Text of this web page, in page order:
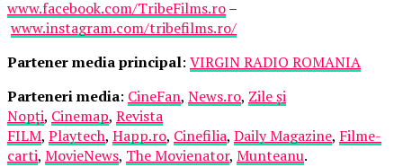
www.facebook.com/TribeFilms.ro–
www.instagram.com/tribefilms.ro/
Partener media principal: VIRGIN RADIO ROMANIA
Parteneri media: CineFan, News.ro, Zile și
Nopți, Cinemap, Revista
FILM, Playtech, Happ.ro, Cinefilia, Daily Magazine, Filme-
carti, MovieNews, The Movienator, Munteanu.